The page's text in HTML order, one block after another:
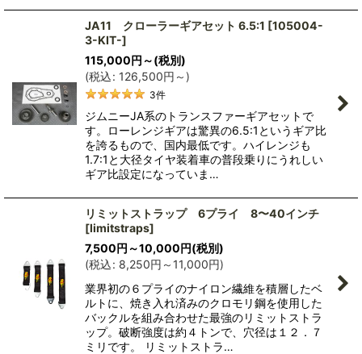
JA11 クローラーギアセット 6.5:1 [105004-
3-KIT-]
115,000円 ～(税別)
(税込: 126,500円 ～ )
3件
ジムニーJA系のトランスファーギアセットで
す。ローレンジギアは驚異の6.5:1というギア比
を誇るもので、国内最低です。ハイレンジも
1.7:1と大径タイヤ装着車の普段乗りにうれしい
ギア比設定になっていま…
リミットストラップ 6プライ 8〜40インチ
[limitstraps]
7,500円 ～10,000円(税別)
(税込: 8,250円 ～11,000円)
業界初の６プライのナイロン繊維を積層したベ
ルトに、焼き入れ済みのクロモリ鋼を使用した
バックルを組み合わせた最強のリミットストラ
ップ。破断強度は約４トンで、穴径は１２．７
ミリです。 リミットストラ…